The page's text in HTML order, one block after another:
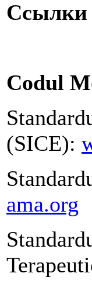
Ссылки
Codul
(SICE):
ama.org